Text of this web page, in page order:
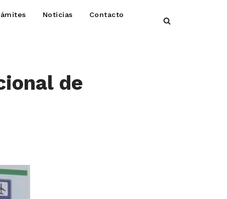
Noticias
Contacto
de